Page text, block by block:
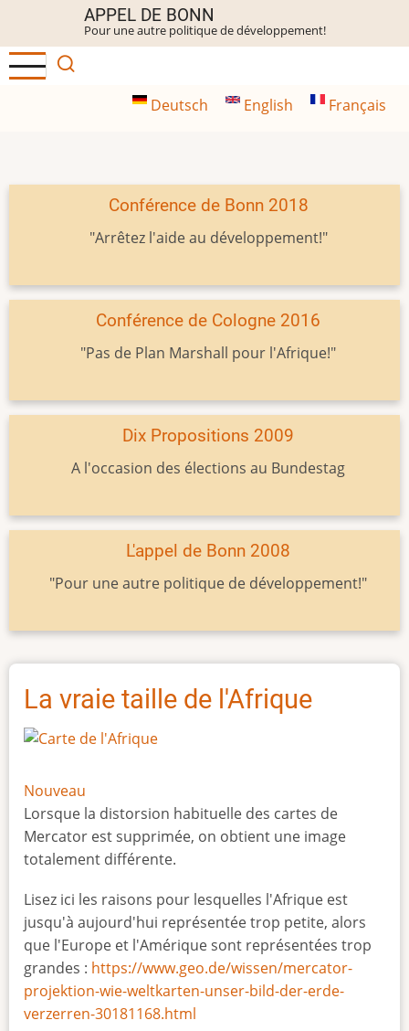
contenu
principal
APPEL DE BONN
Pour une autre politique de développement!
Deutsch English Français
Conférence de Bonn 2018
"Arrêtez l'aide au développement!"
Conférence de Cologne 2016
"Pas de Plan Marshall pour l'Afrique!"
Dix Propositions 2009
A l'occasion des élections au Bundestag
L'appel de Bonn 2008
"Pour une autre politique de développement!"
La vraie taille de l'Afrique
Nouveau
Lorsque la distorsion habituelle des cartes de
Mercator est supprimée, on obtient une image
totalement différente.
Lisez ici les raisons pour lesquelles l'Afrique est
jusqu'à aujourd'hui représentée trop petite, alors
que l'Europe et l'Amérique sont représentées trop
grandes : https://www.geo.de/wissen/mercator-
projektion-wie-weltkarten-unser-bild-der-erde-
verzerren-30181168.html